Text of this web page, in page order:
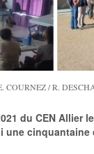
COURNEZ / R.
du CEN Allier
une